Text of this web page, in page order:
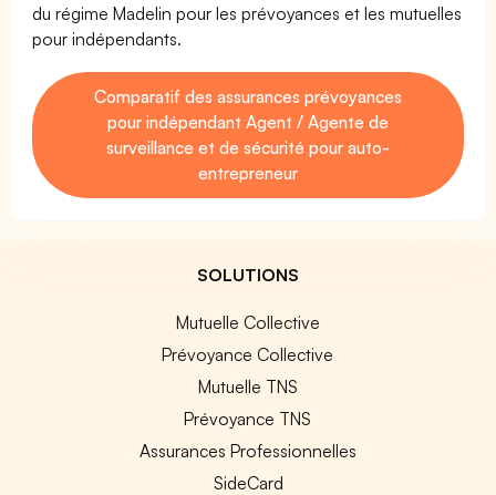
du régime Madelin pour les prévoyances et les mutuelles
pour indépendants.
Comparatif des assurances prévoyances
pour indépendant Agent / Agente de
surveillance et de sécurité pour auto-
entrepreneur
SOLUTIONS
Mutuelle Collective
Prévoyance Collective
Mutuelle TNS
Prévoyance TNS
Assurances Professionnelles
SideCard